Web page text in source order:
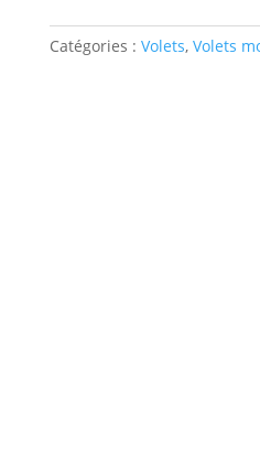
Catégories : Volets, Volets